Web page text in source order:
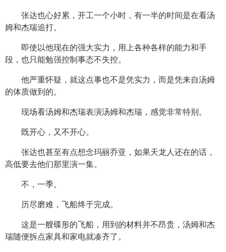
张达也心好累，开工一个小时，有一半的时间是在看汤
姆和杰瑞追打。
即使以他现在的强大实力，用上各种各样的能力和手
段，也只能勉强控制事态不失控。
他严重怀疑，就这点事也不是凭实力，而是凭来自汤姆
的体质做到的。
现场看汤姆和杰瑞表演汤姆和杰瑞，感觉非常特别。
既开心，又不开心。
张达也甚至有点想念玛丽乔亚，如果天龙人还在的话，
高低要去他们那里演一集。
不，一季。
历尽磨难，飞船终于完成。
这是一艘碟形的飞船，用到的材料并不昂贵，汤姆和杰
瑞随便拆点家具和家电就凑齐了。